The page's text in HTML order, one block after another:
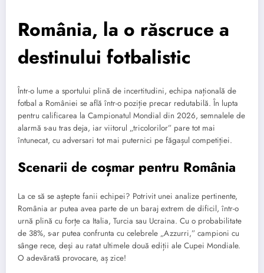
România, la o răscruce a
destinului fotbalistic
Într-o lume a sportului plină de incertitudini, echipa națională de
fotbal a României se află într-o poziție precar redutabilă. În lupta
pentru calificarea la Campionatul Mondial din 2026, semnalele de
alarmă s-au tras deja, iar viitorul „tricolorilor” pare tot mai
întunecat, cu adversari tot mai puternici pe făgașul competiției.
Scenarii de coșmar pentru România
La ce să se aștepte fanii echipei? Potrivit unei analize pertinente,
România ar putea avea parte de un baraj extrem de dificil, într-o
urnă plină cu forțe ca Italia, Turcia sau Ucraina. Cu o probabilitate
de 38%, s-ar putea confrunta cu celebrele „Azzurri,” campioni cu
sânge rece, deși au ratat ultimele două ediții ale Cupei Mondiale.
O adevărată provocare, aș zice!